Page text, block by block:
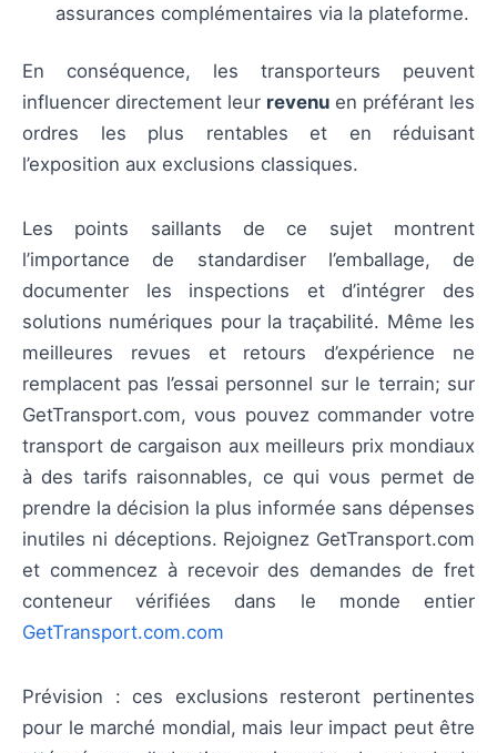
assurances complémentaires via la plateforme.
En conséquence, les transporteurs peuvent
influencer directement leur revenu en préférant les
ordres les plus rentables et en réduisant
l’exposition aux exclusions classiques.
Les points saillants de ce sujet montrent
l’importance de standardiser l’emballage, de
documenter les inspections et d’intégrer des
solutions numériques pour la traçabilité. Même les
meilleures revues et retours d’expérience ne
remplacent pas l’essai personnel sur le terrain; sur
GetTransport.com, vous pouvez commander votre
transport de cargaison aux meilleurs prix mondiaux
à des tarifs raisonnables, ce qui vous permet de
prendre la décision la plus informée sans dépenses
inutiles ni déceptions. Rejoignez GetTransport.com
et commencez à recevoir des demandes de fret
conteneur vérifiées dans le monde entier
GetTransport.com.com
Prévision : ces exclusions resteront pertinentes
pour le marché mondial, mais leur impact peut être